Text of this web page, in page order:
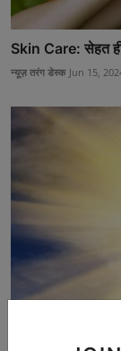
Skin Care: सेहत
न्यूज़ तरंग डेस्क Jun 15,